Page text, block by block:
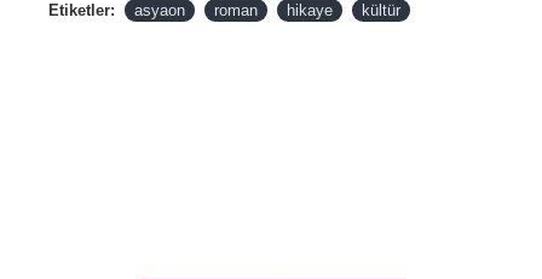
Etiketler: asyaon roman hikaye kültür